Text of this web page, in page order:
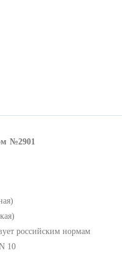
№2901
российским нормам
10